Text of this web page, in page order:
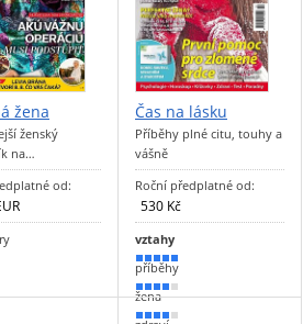
žena
ženský
na…
od:
Čas na lásku
Příběhy plné citu, touhy a
vášně
Roční předplatné od:
530 Kč
vztahy
100 %
příběhy
80 %
žena
70 %